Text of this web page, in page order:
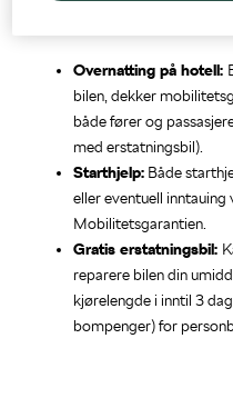
Overnatting på hotell:
bilen, dekker
både fører og
med erstatningsbil).
Starthjelp: Både
eller eventuell
Mobilitetsgarantien.
Gratis erstatningsbil:
reparere bilen din
kjørelengde i inntil 3
bompenger) for